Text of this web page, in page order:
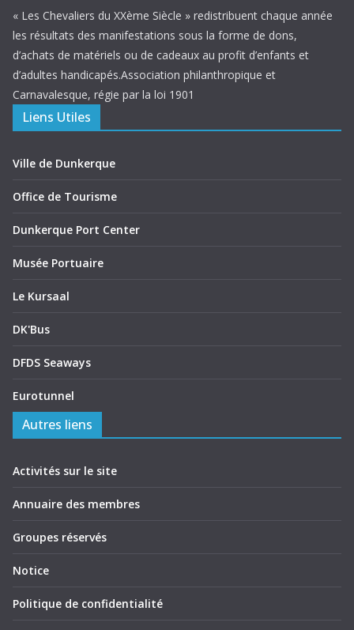
« Les Chevaliers du XXème Siècle » redistribuent chaque année
les résultats des manifestations sous la forme de dons,
d’achats de matériels ou de cadeaux au profit d’enfants et
d’adultes handicapés.Association philanthropique et
Carnavalesque, régie par la loi 1901
Liens Utiles
Ville de Dunkerque
Office de Tourisme
Dunkerque Port Center
Musée Portuaire
Le Kursaal
DK'Bus
DFDS Seaways
Eurotunnel
Autres liens
Activités sur le site
Annuaire des membres
Groupes réservés
Notice
Politique de confidentialité